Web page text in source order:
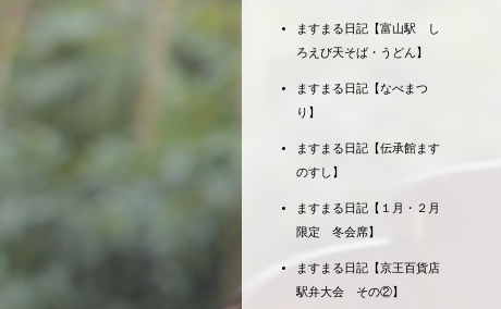
ますまる日記【富山駅 し
ろえび天そば・うどん】
ますまる日記【なべまつ
り】
ますまる日記【伝承館ます
のすし】
ますまる日記【１月・２月
限定 冬会席】
ますまる日記【京王百貨店
駅弁大会 その②】